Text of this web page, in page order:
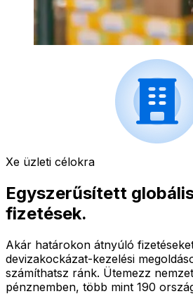
Xe üzleti célokra
Egyszerűsített
fizetések.
Akár határokon átnyúló
devizakockázat-kezelési
számíthatsz ránk. Ütemezz
pénznemben, több mint 190